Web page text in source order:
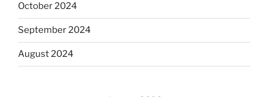
October 2024
September 2024
August 2024